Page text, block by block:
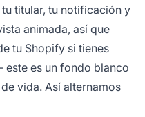
titular, tu notificación y
animada, así que
tu Shopify si tienes
este es un fondo blanco
vida. Así alternamos